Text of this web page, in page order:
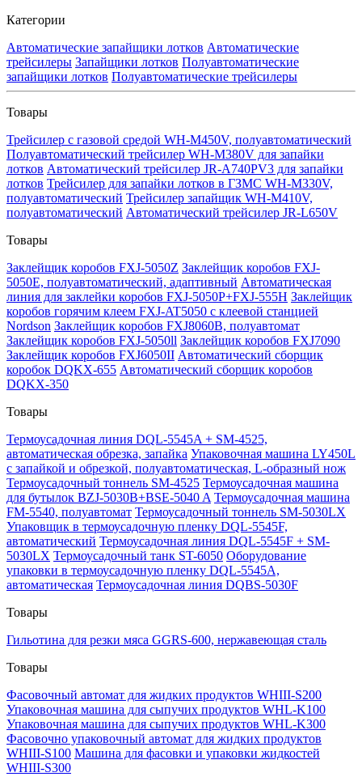
Категории
Автоматические запайщики лотков Автоматические
трейсилеры Запайщики лотков Полуавтоматические
запайщики лотков Полуавтоматические трейсилеры
Товары
Трейсилер с газовой средой WH-M450V, полуавтоматический
Полуавтоматический трейсилер WH-M380V для запайки
лотков Автоматический трейсилер JR-A740PV3 для запайки
лотков Трейсилер для запайки лотков в ГЗМС WH-M330V,
полуавтоматический Трейсилер запайщик WH-M410V,
полуавтоматический Автоматический трейсилер JR-L650V
Товары
Заклейщик коробов FXJ-5050Z Заклейщик коробов FXJ-
5050E, полуавтоматический, адаптивный Автоматическая
линия для заклейки коробов FXJ-5050P+FXJ-555H Заклейщик
коробов горячим клеем FXJ-AT5050 с клеевой станцией
Nordson Заклейщик коробов FXJ8060B, полуавтомат
Заклейщик коробов FXJ-5050ll Заклейщик коробов FXJ7090
Заклейщик коробов FXJ6050II Автоматический сборщик
коробок DQKX-655 Автоматический сборщик коробов
DQKX-350
Товары
Термоусадочная линия DQL-5545A + SM-4525,
автоматическая обрезка, запайка Упаковочная машина LY450L
с запайкой и обрезкой, полуавтоматическая, L-образный нож
Термоусадочный тоннель SM-4525 Термоусадочная машина
для бутылок BZJ-5030B+BSE-5040 A Термоусадочная машина
FM-5540, полуавтомат Термоусадочный тоннель SM-5030LX
Упаковщик в термоусадочную пленку DQL-5545F,
автоматический Термоусадочная линия DQL-5545F + SM-
5030LX Термоусадочный танк ST-6050 Оборудование
упаковки в термоусадочную пленку DQL-5545A,
автоматическая Термоусадочная линия DQBS-5030F
Товары
Гильотина для резки мяса GGRS-600, нержавеющая сталь
Товары
Фасовочный автомат для жидких продуктов WHIII-S200
Упаковочная машина для сыпучих продуктов WHL-K100
Упаковочная машина для сыпучих продуктов WHL-K300
Фасовочно упаковочный автомат для жидких продуктов
WHIII-S100 Машина для фасовки и упаковки жидкостей
WHIII-S300